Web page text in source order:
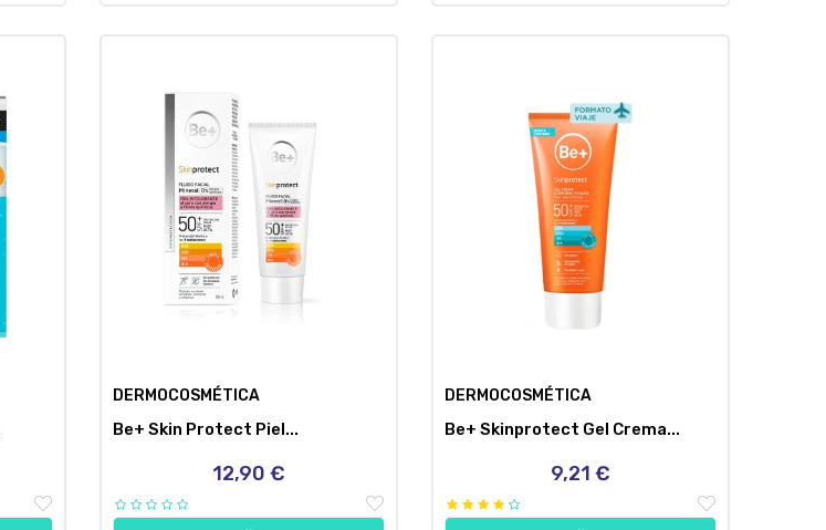
DERMOCOSMÉTICA
Be+ Skin Protect Piel...
Precio
12,90 €
DERMOCOSMÉTICA
Be+ Skinprotect Gel Crema...
Precio
9,21 €